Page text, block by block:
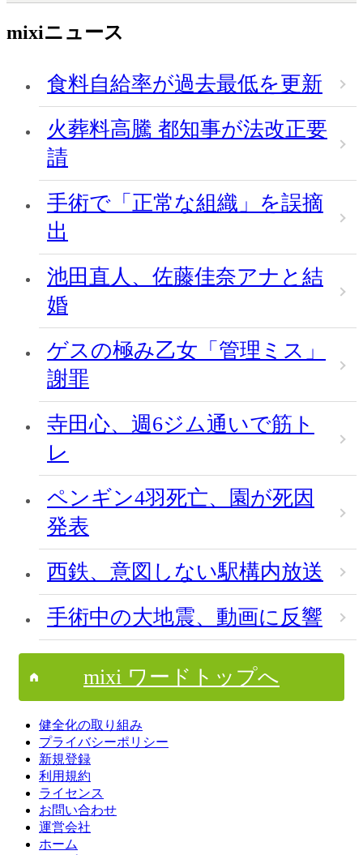
mixiニュース
食料自給率が過去最低を更新
火葬料高騰 都知事が法改正要
請
手術で「正常な組織」を誤摘
出
池田直人、佐藤佳奈アナと結
婚
ゲスの極み乙女「管理ミス」
謝罪
寺田心、週6ジム通いで筋ト
レ
ペンギン4羽死亡、園が死因
発表
西鉄、意図しない駅構内放送
手術中の大地震、動画に反響
mixi ワードトップへ
健全化の取り組み
プライバシーポリシー
新規登録
利用規約
ライセンス
お問い合わせ
運営会社
ホーム